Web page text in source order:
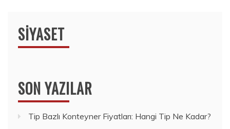
SIYASET
SON YAZILAR
Tip Bazlı Konteyner Fiyatları: Hangi Tip Ne Kadar?